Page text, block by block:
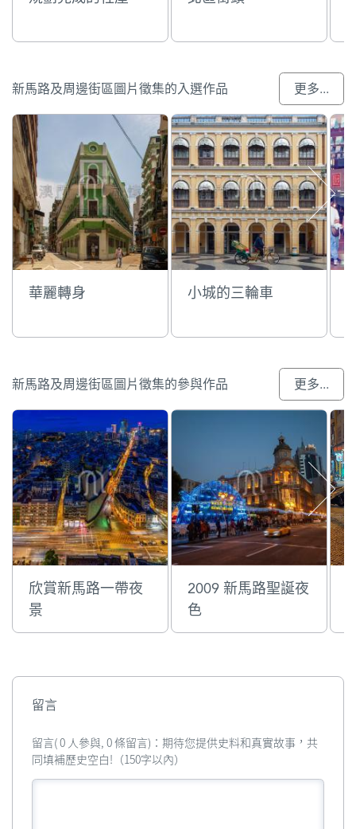
新馬路及周邊街區圖片徵集的入選作品 更多...
華麗轉身 小城的三輪車
新馬路及周邊街區圖片徵集的參與作品 更多...
欣賞新馬路一帶夜
景
2009 新馬路聖誕夜
色
留言
留言( 0 人參與, 0 條留言)：期待您提供史料和真實故事，共
同填補歷史空白!（150字以內）